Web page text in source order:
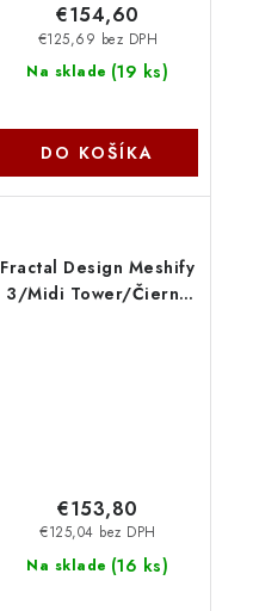
Na sklade (19 ks)
€125,69 bez DPH
€154,60
DO KOŠÍKA
Fractal Design Meshify
3/Midi Tower/Čierna
Na sklade (16 ks)
€125,04 bez DPH
€153,80